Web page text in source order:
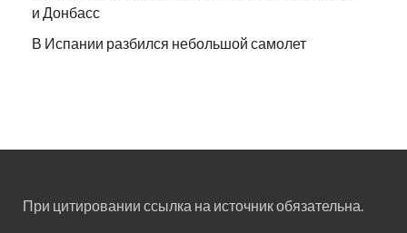
и Донбасс
В Испании разбился небольшой самолет
При цитировании ссылка на источник обязательна.